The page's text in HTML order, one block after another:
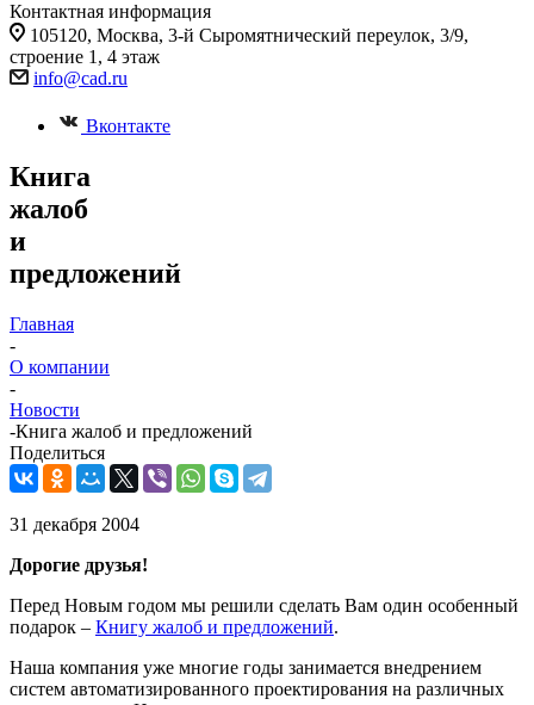
Контактная информация
105120, Москва, 3-й Сыромятнический переулок, 3/9,
строение 1, 4 этаж
info@cad.ru
Вконтакте
Книга
жалоб
и
предложений
Главная
-
О компании
-
Новости
-Книга жалоб и предложений
Поделиться
31 декабря 2004
Дорогие друзья!
Перед Новым годом мы решили сделать Вам один особенный
подарок – Книгу жалоб и предложений.
Наша компания уже многие годы занимается внедрением
систем автоматизированного проектирования на различных